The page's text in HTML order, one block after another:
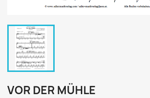
VOR DER MÜHLE